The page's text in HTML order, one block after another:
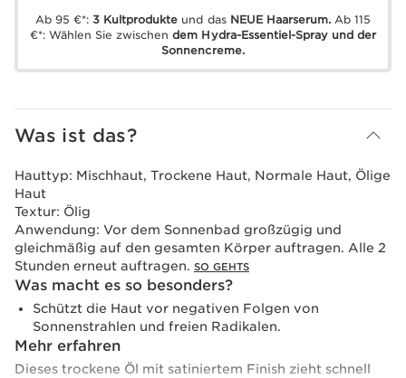
Ab 95 €*:3 Kultprodukte und das NEUE Haarserum.Ab 115
€*: Wählen Sie zwischendem Hydra-Essentiel-Spray und der
Sonnencreme.
Was ist das?
Hauttyp: Mischhaut, Trockene Haut, Normale Haut, Ölige
Haut
Textur: Ölig
Anwendung: Vor dem Sonnenbad großzügig und
gleichmäßig auf den gesamten Körper auftragen. Alle 2
Stunden erneut auftragen. SO GEHTS
Was macht es so besonders?
Schützt die Haut vor negativen Folgen von
Sonnenstrahlen und freien Radikalen.
Mehr erfahren
Dieses trockene Öl mit satiniertem Finish zieht schnell